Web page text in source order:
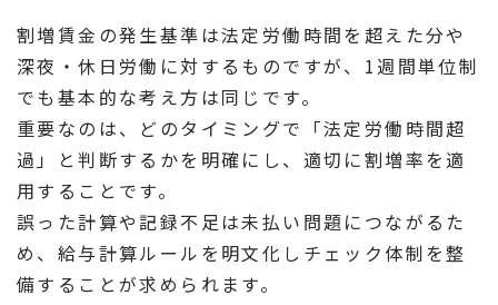
割増賃金の発生基準は法定労働時間を超えた分や
深夜・休日労働に対するものですが、1週間単位制
でも基本的な考え方は同じです。
重要なのは、どのタイミングで「法定労働時間超
過」と判断するかを明確にし、適切に割増率を適
用することです。
誤った計算や記録不足は未払い問題につながるた
め、給与計算ルールを明文化しチェック体制を整
備することが求められます。